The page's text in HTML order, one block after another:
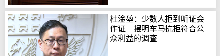
杜淦堃：少数人拒到听证会
作证 摆明车马抗拒符合公
众利益的调查